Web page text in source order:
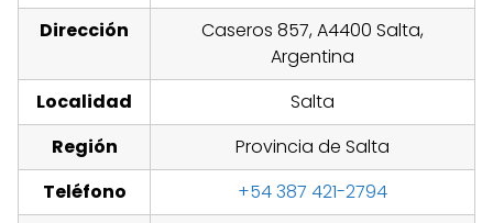
Dirección
Caseros 857, A4400 Salta,
Argentina
Localidad
Salta
Región
Provincia de Salta
Teléfono
+54 387 421-2794